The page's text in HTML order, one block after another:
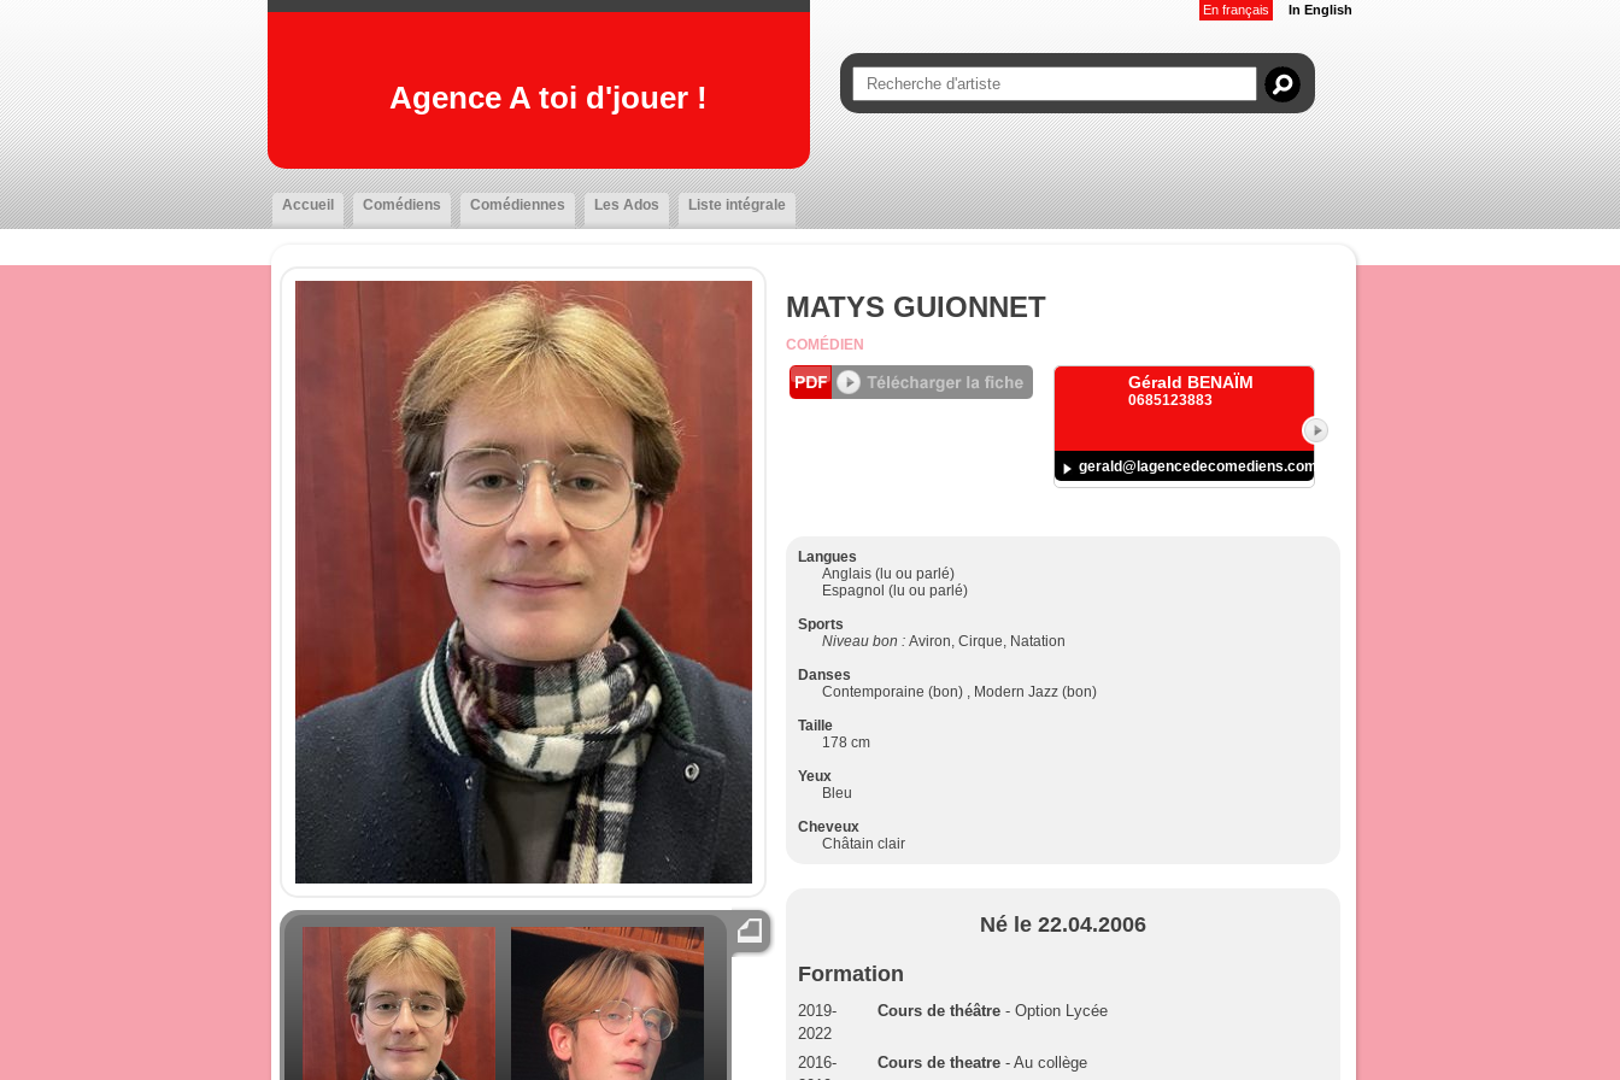
Agence A toi d'jouer !
En français In English
Accueil Comédiens Comédiennes Les Ados Liste intégrale
MATYS GUIONNET
COMÉDIEN
Gérald BENAÏM
0685123883
gerald@lagencedecomediens.com
Langues
Anglais (lu ou parlé)
Espagnol (lu ou parlé)
Sports
Niveau bon : Aviron, Cirque, Natation
Danses
Contemporaine (bon) , Modern Jazz (bon)
Taille
178 cm
Yeux
Bleu
Cheveux
Châtain clair
Né le 22.04.2006
Formation
2019-
2022
Cours de théâtre - Option Lycée
2016-
Cours de theatre - Au collège